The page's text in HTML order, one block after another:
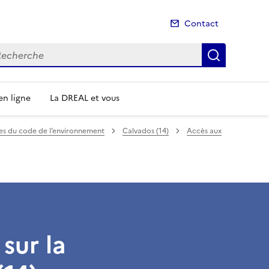
Contact
ligne La DREAL et vous
du code de l’environnement Calvados (14) Accès aux
la